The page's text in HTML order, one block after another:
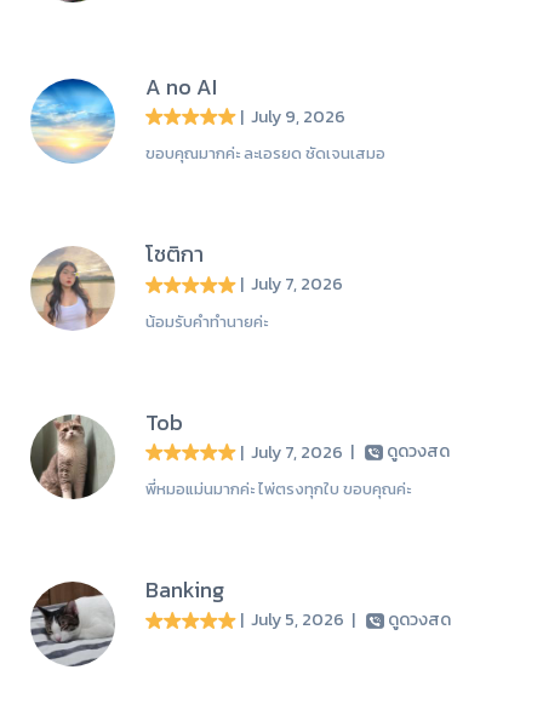
A no AI
| July 9, 2026
ขอบคุณมากค่ะ ละเอรยด ชัดเจนเสมอ
โชติกา
| July 7, 2026
น้อมรับคำทำนายค่ะ
Tob
| July 7, 2026 | ดูดวงสด
พี่หมอแม่นมากค่ะ ไพ่ตรงทุกใบ ขอบคุณค่ะ
Banking
| July 5, 2026 | ดูดวงสด